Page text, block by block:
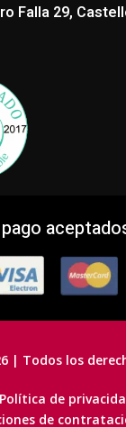
Falla 29,
| Todos los
Política de
de